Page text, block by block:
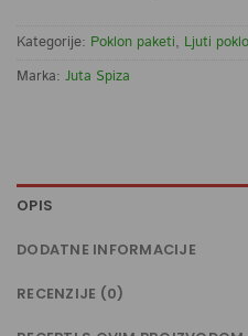
Kategorije: Poklon paketi, Ljuti
Marka: Juta Spiza
OPIS
DODATNE INFORMACIJE
RECENZIJE (0)